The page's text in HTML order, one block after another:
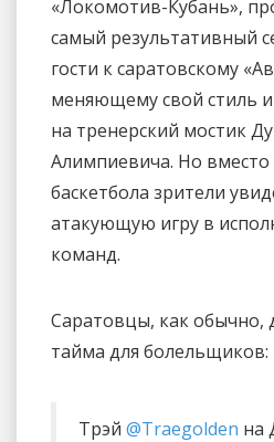
«Локомотив-Кубань»,
самый результативный
гости к саратовскому
меняющему свой стиль
на тренерский мостик
Алимпиевича. Но
баскетбола зрители
атакующую игру в
команд.
Саратовцы, как обычно,
тайма для болельщиков:
Трэй @Traegolden на